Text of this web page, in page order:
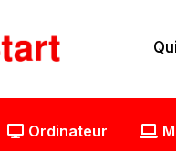
Ordinateur